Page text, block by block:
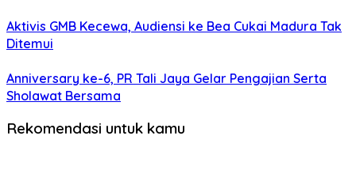
Aktivis GMB Kecewa, Audiensi ke Bea Cukai Madura Tak
Ditemui
Anniversary ke-6, PR Tali Jaya Gelar Pengajian Serta
Sholawat Bersama
Rekomendasi untuk kamu